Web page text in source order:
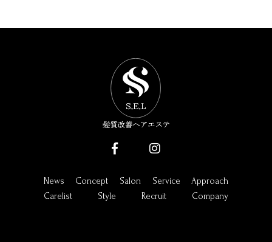
News Concept Salon Service
Approach
Carelist
Style Recruit Company